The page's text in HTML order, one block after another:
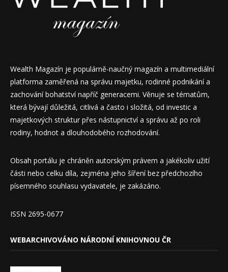
Wealth Magazín je populárně-naučný magazín a multimediální
platforma zaměřená na správu majetku, rodinné podnikání a
zachování bohatství napříč generacemi. Věnuje se tématům,
která bývají důležitá, citlivá a často i složitá, od investic a
majetkových struktur přes nástupnictví a správu až po roli
rodiny, hodnot a dlouhodobého rozhodování.
Obsah portálu je chráněn autorským právem a jakékoliv užití
části nebo celku díla, zejména jeho šíření bez předchozího
písemného souhlasu vydavatele, je zakázáno.
ISSN 2695-0677
WEBARCHIVOVÁNO NÁRODNÍ KNIHOVNOU ČR